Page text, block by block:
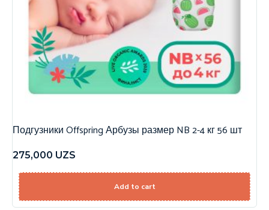
Подгузники Offspring Арбузы размер NB 2-4 кг 56 шт
275,000 UZS
Add to cart